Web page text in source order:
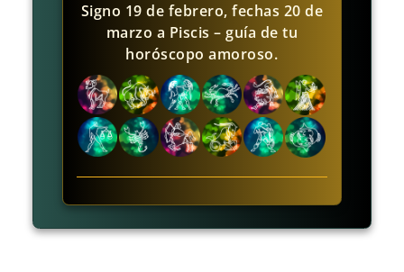
Signo 19 de febrero, fechas 20 de
marzo a Piscis – guía de tu
horóscopo amoroso.